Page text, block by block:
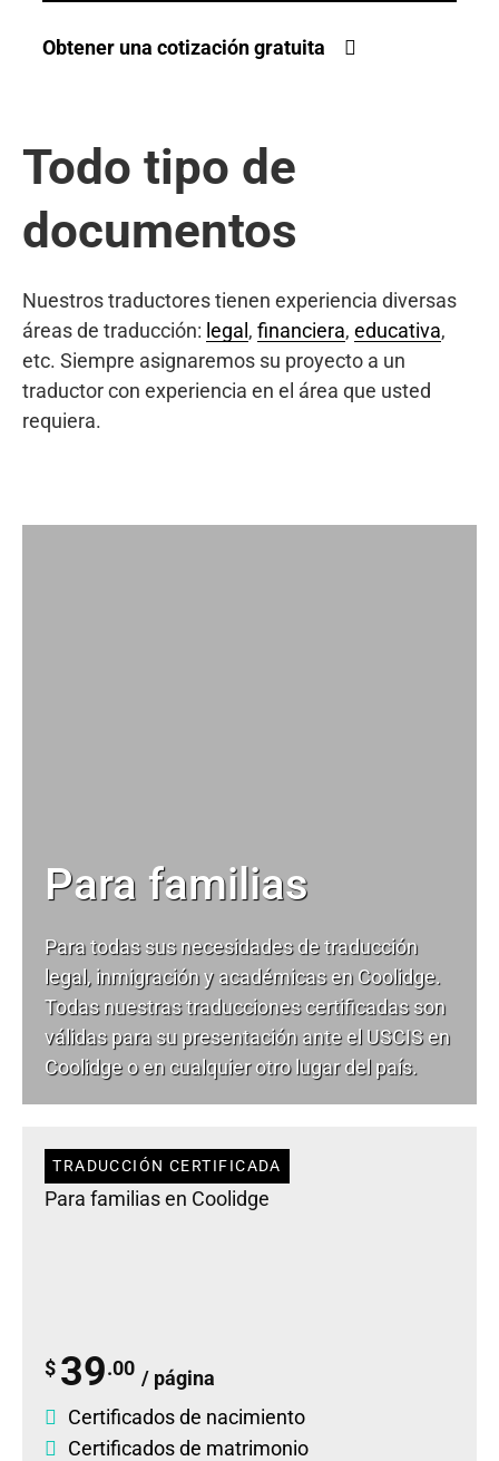
Obtener una cotización gratuita
Todo tipo de
documentos
Nuestros traductores tienen experiencia diversas
áreas de traducción: legal , financiera, educativa,
etc. Siempre asignaremos su proyecto a un
traductor con experiencia en el área que usted
requiera.
Para familias
Para todas sus necesidades detraducción
legal, inmigración y académicas en Coolidge.
Todas nuestras traducciones certificadas son
válidas para su presentación ante el USCIS en
Coolidge o en cualquier otro lugar del país.
TRADUCCIÓN CERTIFICADA
Para familias en Coolidge
$ 39.00 / página
Certificados de nacimiento
Certificados de matrimonio